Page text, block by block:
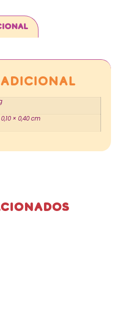
× 0,40 cm